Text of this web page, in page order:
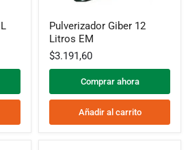
Giber
12
Litros
EM
Pulverizador Giber 12
Litros EM
$3.191,60
Comprar ahora
Añadir al carrito